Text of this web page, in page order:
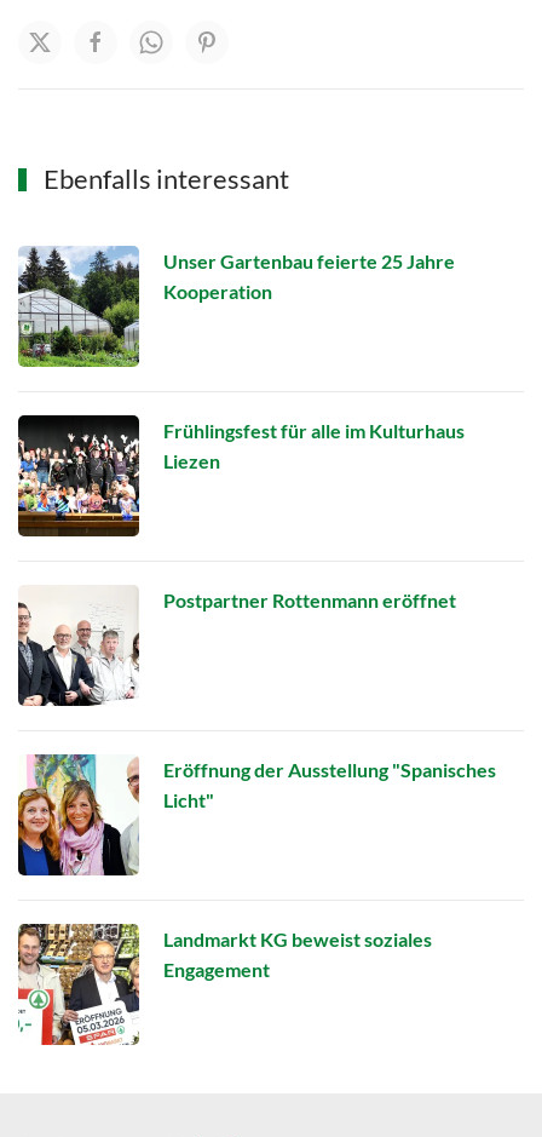
Ebenfalls interessant
Unser Gartenbau feierte 25 Jahre
Kooperation
Frühlingsfest für alle im Kulturhaus
Liezen
Postpartner Rottenmann eröffnet
Eröffnung der Ausstellung "Spanisches
Licht"
Landmarkt KG beweist soziales
Engagement